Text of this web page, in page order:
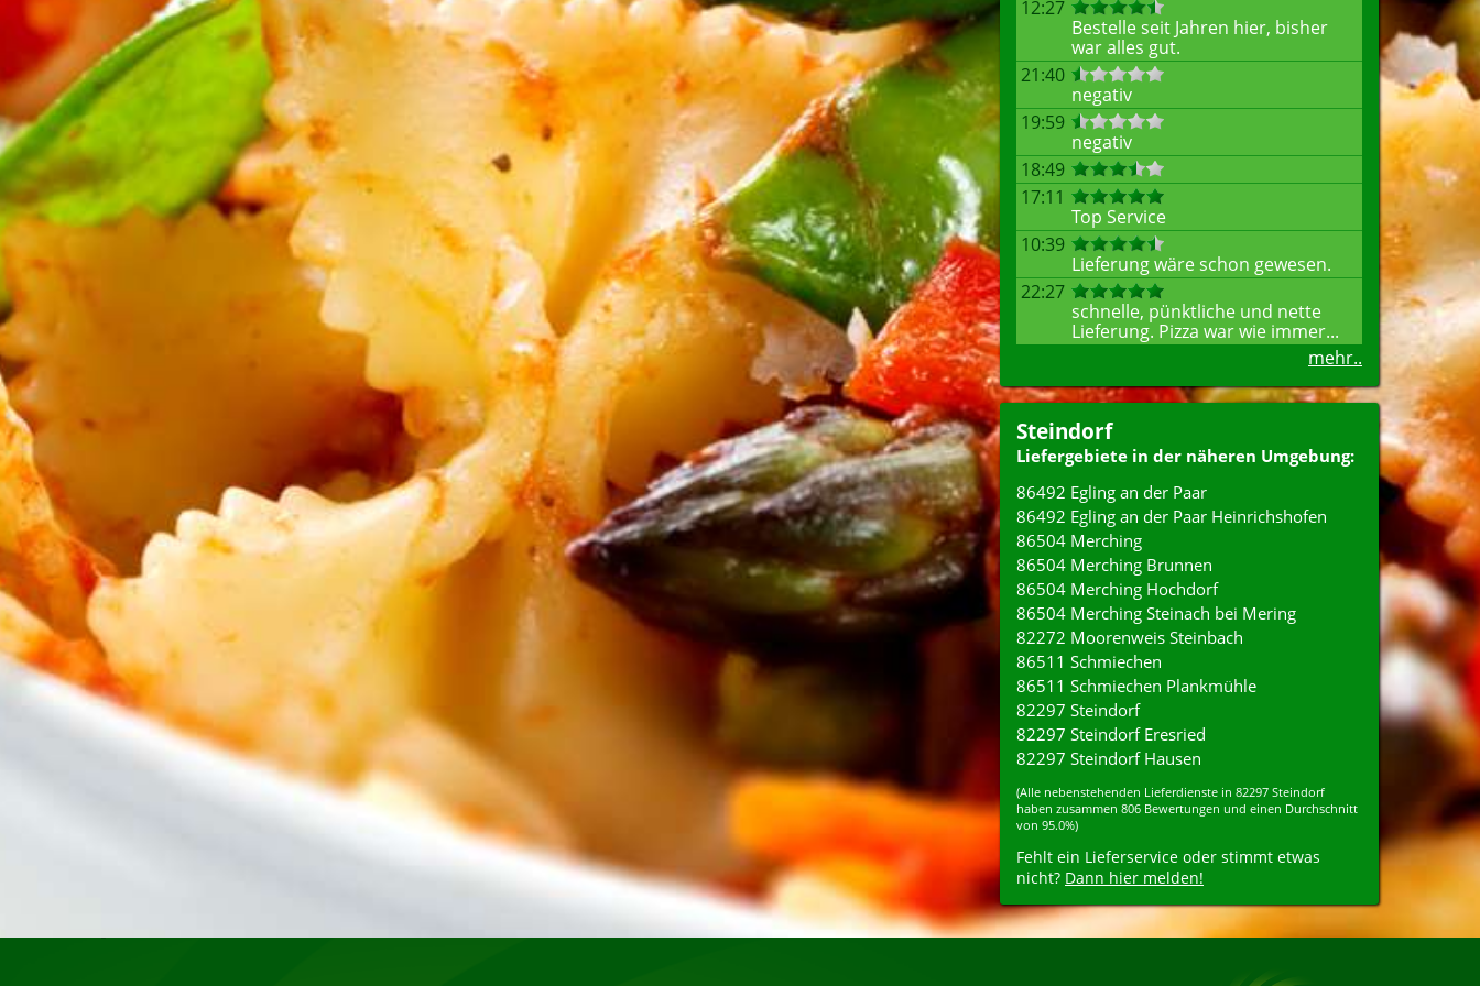
12:27
Bestelle seit Jahren hier, bisher
war alles gut.
21:40
negativ
19:59
negativ
18:49
17:11
Top Service
10:39
Lieferung wäre schon gewesen.
22:27
schnelle, pünktliche und nette
Lieferung. Pizza war wie immer...
mehr..
Steindorf
Liefergebiete in der näheren Umgebung:
86492 Egling an der Paar
86492 Egling an der Paar Heinrichshofen
86504 Merching
86504 Merching Brunnen
86504 Merching Hochdorf
86504 Merching Steinach bei Mering
82272 Moorenweis Steinbach
86511 Schmiechen
86511 Schmiechen Plankmühle
82297 Steindorf
82297 Steindorf Eresried
82297 Steindorf Hausen
(Alle nebenstehenden Lieferdienste in 82297 Steindorf
haben zusammen 806 Bewertungen und einen Durchschnitt
von 95.0%)
Fehlt ein Lieferservice oder stimmt etwas
nicht? Dann hier melden!